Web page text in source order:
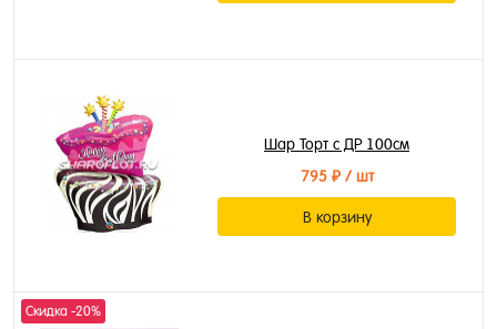
Шар Торт с ДР 100см
795 ₽/ шт
В корзину
Скидка -20%